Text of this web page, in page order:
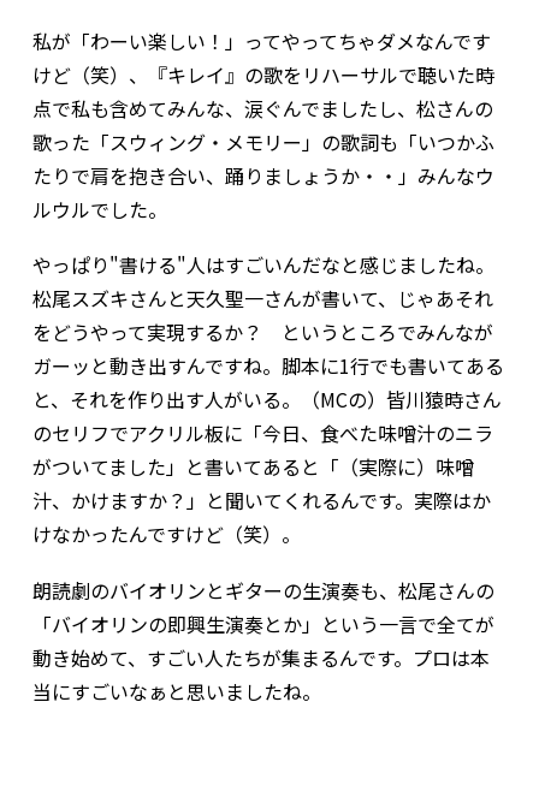
私が「わーい楽しい！」ってやってちゃダメなんです
けど（笑）、『キレイ』の歌をリハーサルで聴いた時
点で私も含めてみんな、涙ぐんでましたし、松さんの
歌った「スウィング・メモリー」の歌詞も「いつかふ
たりで肩を抱き合い、踊りましょうか・・」みんなウ
ルウルでした。
やっぱり"書ける"人はすごいんだなと感じましたね。
松尾スズキさんと天久聖一さんが書いて、じゃあそれ
をどうやって実現するか？ というところでみんなが
ガーッと動き出すんですね。脚本に1行でも書いてある
と、それを作り出す人がいる。（MCの）皆川猿時さん
のセリフでアクリル板に「今日、食べた味噌汁のニラ
がついてました」と書いてあると「（実際に）味噌
汁、かけますか？」と聞いてくれるんです。実際はか
けなかったんですけど（笑）。
朗読劇のバイオリンとギターの生演奏も、松尾さんの
「バイオリンの即興生演奏とか」という一言で全てが
動き始めて、すごい人たちが集まるんです。プロは本
当にすごいなぁと思いましたね。